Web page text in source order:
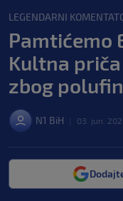
LEGENDARNI
Pamtićemo
Kultna
zbog
N1 BiH 03. jun.